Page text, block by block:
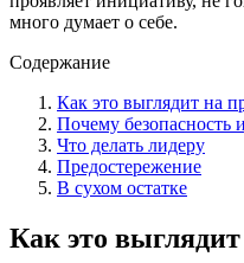
много думает о себе.
Содержание
Как это выглядит на
Почему безопасность
Что делать лидеру
Предостережение
В сухом остатке
Как это